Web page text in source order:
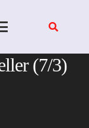
(7/3)